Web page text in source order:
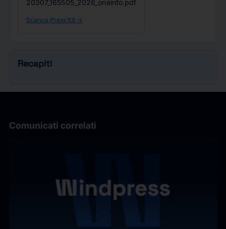
20307_165505_2026_oneinfo.pdf
Scarica Press Kit ->
Recapiti
Comunicati correlati